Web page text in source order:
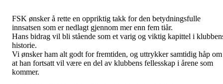
FSK ønsker å rette en oppriktig takk for den betydningsfulle
innsatsen som er nedlagt gjennom mer enn fem tiår.
Hans bidrag vil bli stående som et varig og viktig kapittel i
historie.
Vi ønsker ham alt godt for fremtiden, og uttrykker samtidig håp om
at han fortsatt vil være en del av klubbens fellesskap i årene som
kommer.